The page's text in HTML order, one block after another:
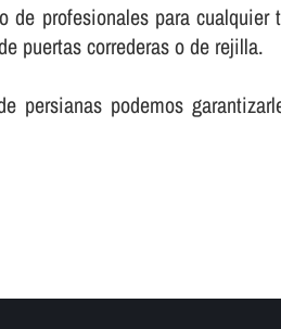
profesionales para
puertas correderas o de rejilla.
podemos